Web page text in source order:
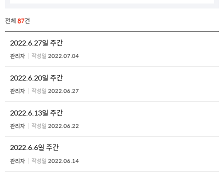
전체 87건
2022.6.27일 주간
관리자 작성일 2022.07.04
2022.6.20일 주간
관리자 작성일 2022.06.27
2022.6.13일 주간
관리자 작성일 2022.06.22
2022.6.6일 주간
관리자 작성일 2022.06.14